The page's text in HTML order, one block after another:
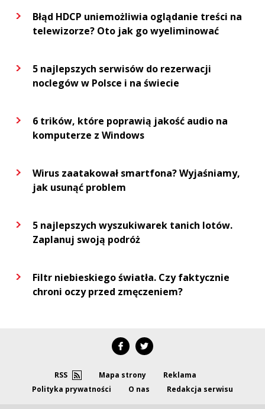
Błąd HDCP uniemożliwia oglądanie treści na
telewizorze? Oto jak go wyeliminować
5 najlepszych serwisów do rezerwacji
noclegów w Polsce i na świecie
6 trików, które poprawią jakość audio na
komputerze z Windows
Wirus zaatakował smartfona? Wyjaśniamy,
jak usunąć problem
5 najlepszych wyszukiwarek tanich lotów.
Zaplanuj swoją podróż
Filtr niebieskiego światła. Czy faktycznie
chroni oczy przed zmęczeniem?
RSS Mapa strony
Reklama
Polityka prywatności
O nas Redakcja serwisu